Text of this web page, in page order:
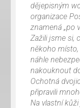
dějepisným
organizace
znamená „po
Zažili jsme si,
někoho
náhle
nakouknout
Ochotná
připravili
Na vlastní